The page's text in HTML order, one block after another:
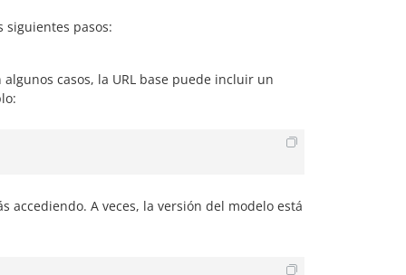
siguientes pasos:
casos, la URL base puede incluir un
accediendo. A veces, la versión del modelo está